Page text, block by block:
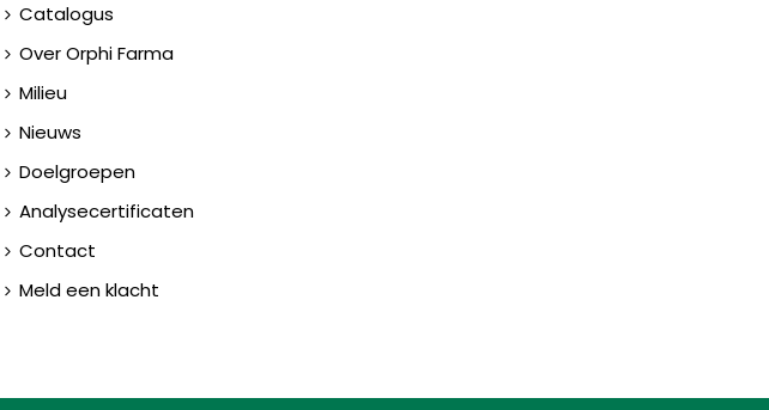
Catalogus
Over Orphi Farma
Milieu
Nieuws
Doelgroepen
Analysecertificaten
Contact
Meld een klacht